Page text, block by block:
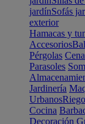
jardínSofás
exterior
Hamacas y
Accesorios
Pérgolas
Parasoles
Jardinería
UrbanosRiego
Cocina
Decoración